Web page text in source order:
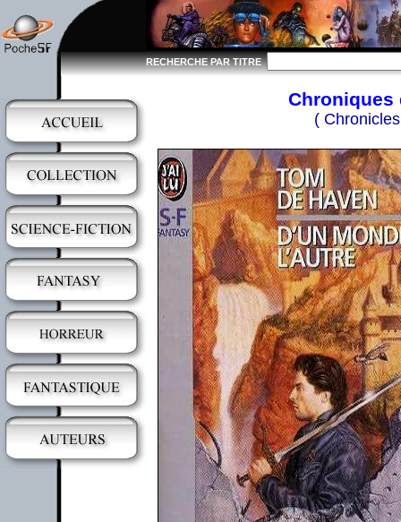
RECHERCHE PAR TITRE
Chroniques
(